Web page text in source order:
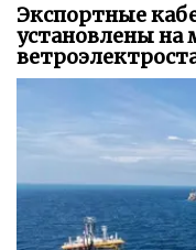
Экспортные
установлены на